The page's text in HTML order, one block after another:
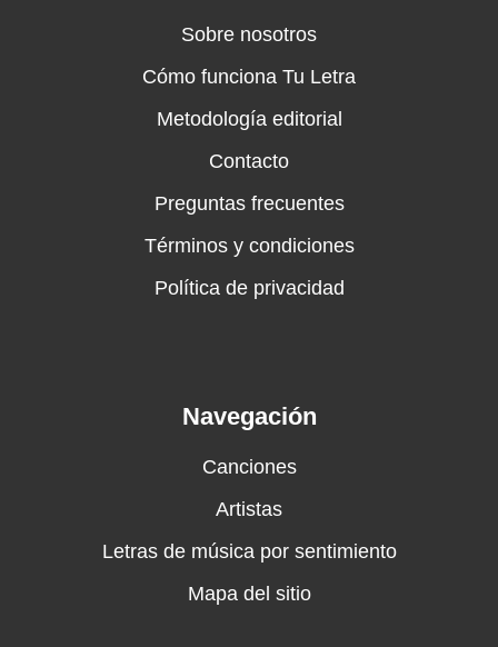
Sobre nosotros
Cómo funciona Tu Letra
Metodología editorial
Contacto
Preguntas frecuentes
Términos y condiciones
Política de privacidad
Navegación
Canciones
Artistas
Letras de música por sentimiento
Mapa del sitio